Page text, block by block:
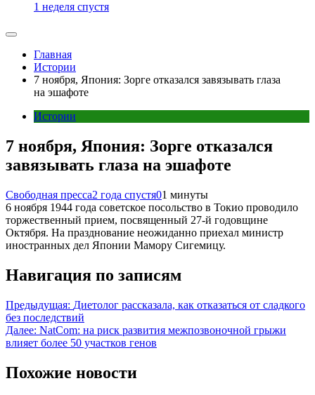
1 неделя спустя
Главная
Истории
7 ноября, Япония: Зорге отказался завязывать глаза
на эшафоте
Истории
7 ноября, Япония: Зорге отказался
завязывать глаза на эшафоте
Свободная пресса2 года спустя01 минуты
6 ноября 1944 года советское посольство в Токио проводило
торжественный прием, посвященный 27-й годовщине
Октября. На празднование неожиданно приехал министр
иностранных дел Японии Мамору Сигемицу.
Навигация по записям
Предыдущая: Диетолог рассказала, как отказаться от сладкого
без последствий
Далее: NatCom: на риск развития межпозвоночной грыжи
влияет более 50 участков генов
Похожие новости